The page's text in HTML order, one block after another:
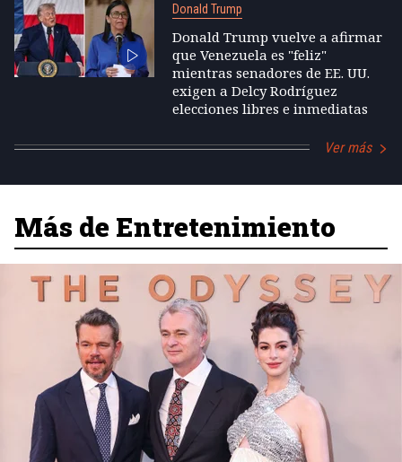
Donald Trump
Donald Trump vuelve a afirmar
que Venezuela es "feliz"
mientras senadores de EE. UU.
exigen a Delcy Rodríguez
elecciones libres e inmediatas
Ver más
Más de Entretenimiento